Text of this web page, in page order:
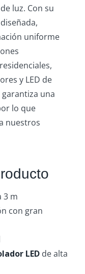
luz. Con su
uniforme
y LED de
una
lo que
nuestros
3 m
con gran
LED de alta